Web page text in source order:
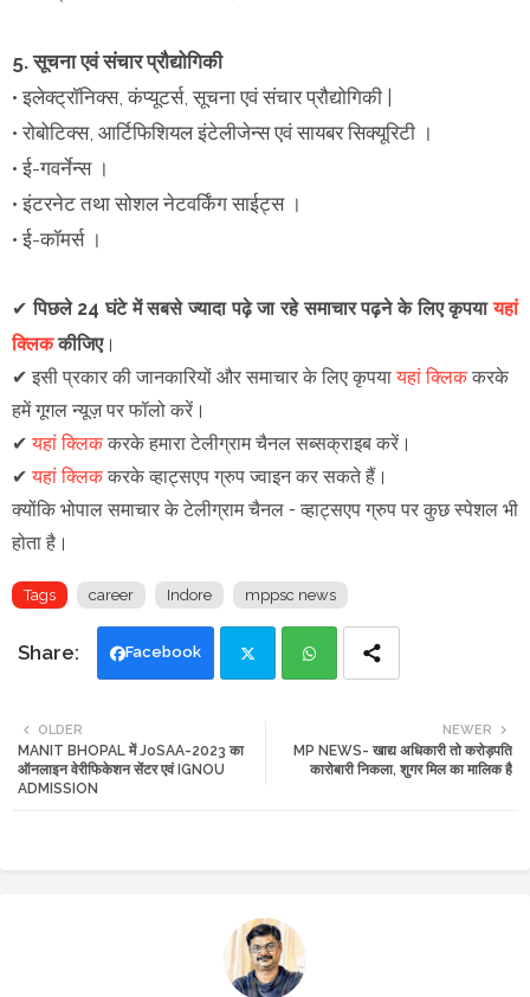
5. सूचना एवं संचार प्रौद्योगिकी
• इलेक्ट्रॉनिक्स, कंप्यूटर्स, सूचना एवं संचार प्रौद्योगिकी |
• रोबोटिक्स, आर्टिफिशियल इंटेलीजेन्स एवं सायबर सिक्यूरिटी ।
• ई-गवर्नेन्स ।
• इंटरनेट तथा सोशल नेटवर्किंग साईट्स ।
• ई-कॉमर्स ।
✔पिछले 24 घंटे में सबसे ज्यादा पढ़े जा रहे समाचार पढ़ने के लिए कृपयायहां
क्लिककीजिए।
✔ इसी प्रकार की जानकारियों और समाचार के लिए कृपयायहां क्लिककरके
हमें गूगल न्यूज़ पर फॉलो करें ।
✔यहां क्लिककरके हमारा टेलीग्राम चैनल सब्सक्राइब करें।
✔यहां क्लिककरके व्हाट्सएप ग्रुप ज्वाइन कर सकते हैं।
क्योंकि भोपाल समाचार के टेलीग्राम चैनल - व्हाट्सएप ग्रुप पर कुछ स्पेशल भी
होता है।
Tags career Indore mppsc news
Facebook
tte ats
NEWER
MP NEWS- खाद्य अधिकारी तो करोड़पति
कारोबारी निकला, शुगर मिल का मालिक है
OLDER
MANIT BHOPAL में JoSAA-2023 का
ऑनलाइन वेरीफिकेशन सेंटर एवं IGNOU
ADMISSION